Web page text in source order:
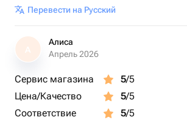
Перевести на Русский
А
Алиса
Апрель 2026
Сервис магазина 5/5
Цена/Качество
5/5
Соответствие
5/5